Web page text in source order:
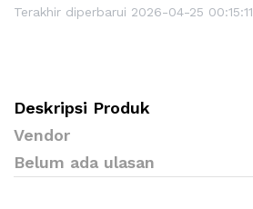
Terakhir diperbarui 2026-04-25 00:15:11
Deskripsi Produk
Vendor
Belum ada ulasan